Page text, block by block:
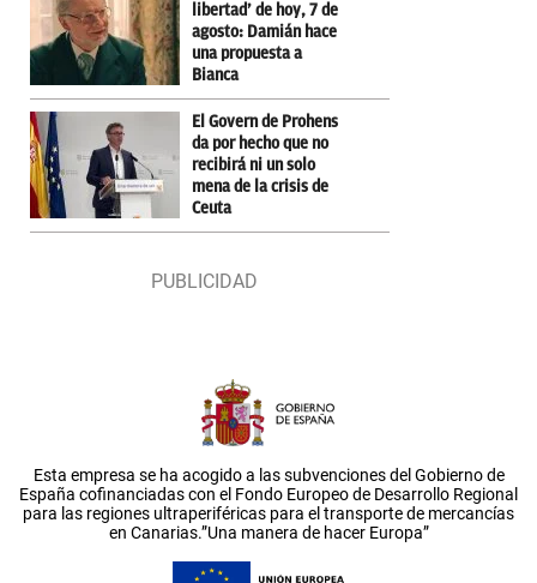
libertad’ de hoy, 7 de
agosto: Damián hace
una propuesta a
Bianca
El Govern de Prohens
da por hecho que no
recibirá ni un solo
mena de la crisis de
Ceuta
Esta empresa se ha acogido a las subvenciones del Gobierno de
España cofinanciadas con el Fondo Europeo de Desarrollo Regional
para las regiones ultraperiféricas para el transporte de mercancías
en Canarias.”Una manera de hacer Europa”